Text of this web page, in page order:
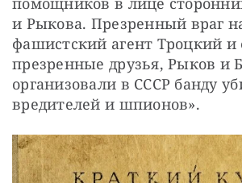
и Рыкова. Презренный враг
фашистский агент Троцкий и
презренные друзья, Рыков и
организовали в СССР банду
вредителей и шпионов».